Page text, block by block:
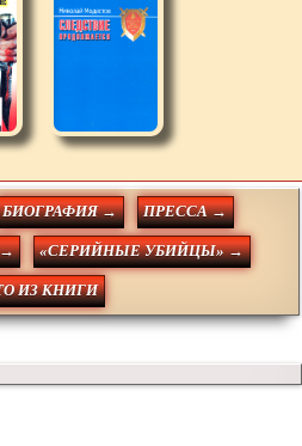
БИОГРАФИЯ → ПРЕССА →
→ «СЕРИЙНЫЕ УБИЙЦЫ» →
ИЗ КНИГИ